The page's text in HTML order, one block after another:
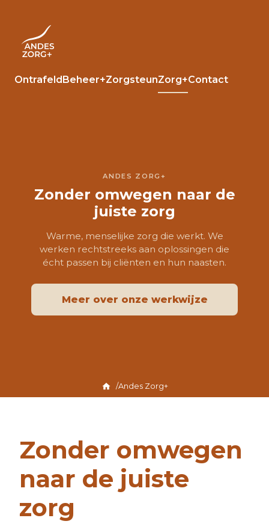
content
OntrafeldBeheer+ZorgsteunZorg+Contact
ANDES ZORG+
Zonder omwegen naar de
juiste zorg
Warme, menselijke zorg die werkt. We
werken rechtstreeks aan oplossingen die
écht passen bij cliënten en hun naasten.
Meer over onze werkwijze
Andes Zorg+
Zonder omwegen
naar de juiste
zorg